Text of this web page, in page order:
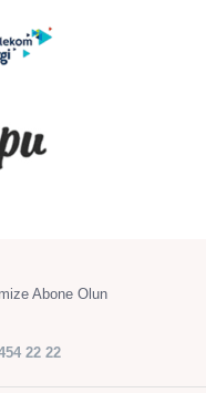
Abone Olun
22 22